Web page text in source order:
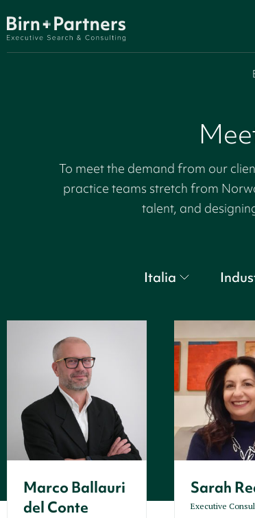
To meet the demand from our
practice teams stretch from
talent, and
Italia
Marco Ballauri
del Conte
Sarah
Executive